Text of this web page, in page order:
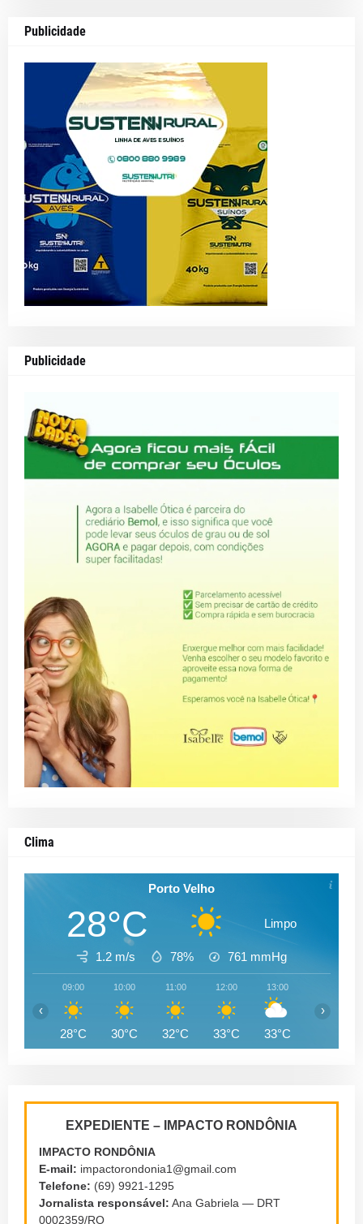
Publicidade
Publicidade
Clima
Porto Velho
28°C Limpo
1.2 m/s 78% 761 mmHg
09:00
28°C
10:00
30°C
11:00
32°C
12:00
33°C
13:00
33°C
‹ ›
EXPEDIENTE – IMPACTO RONDÔNIA
IMPACTO RONDÔNIA
E-mail: impactorondonia1@gmail.com
Telefone: (69) 9921-1295
Jornalista responsável: Ana Gabriela — DRT
0002359/RO